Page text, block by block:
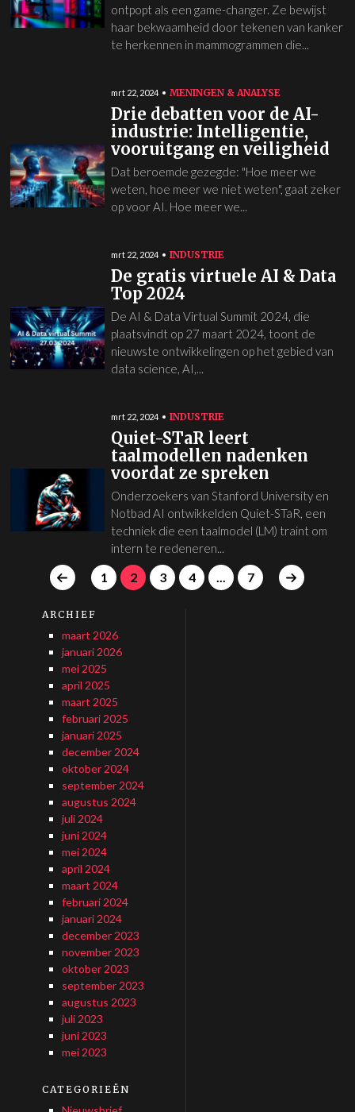
ontpopt als een game-changer. Ze bewijst
haar bekwaamheid door tekenen van kanker
te herkennen in mammogrammen die...
mrt 22, 2024 MENINGEN & ANALYSE
Drie debatten voor de AI-
industrie: Intelligentie,
vooruitgang en veiligheid
Dat beroemde gezegde: "Hoe meer we
weten, hoe meer we niet weten", gaat zeker
op voor AI. Hoe meer we...
mrt 22, 2024 INDUSTRIE
De gratis virtuele AI & Data
Top 2024
De AI & Data Virtual Summit 2024, die
plaatsvindt op 27 maart 2024, toont de
nieuwste ontwikkelingen op het gebied van
data science, AI,...
mrt 22, 2024 INDUSTRIE
Quiet-STaR leert
taalmodellen nadenken
voordat ze spreken
Onderzoekers van Stanford University en
Notbad AI ontwikkelden Quiet-STaR, een
techniek die een taalmodel (LM) traint om
intern te redeneren...
1 2 3 4 ... 7
ARCHIEF
maart 2026
januari 2026
mei 2025
april 2025
maart 2025
februari 2025
januari 2025
december 2024
oktober 2024
september 2024
augustus 2024
juli 2024
juni 2024
mei 2024
april 2024
maart 2024
februari 2024
januari 2024
december 2023
november 2023
oktober 2023
september 2023
augustus 2023
juli 2023
juni 2023
mei 2023
CATEGORIEËN